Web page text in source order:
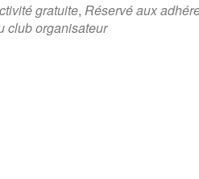
gratuite, Réservé aux
club organisateur